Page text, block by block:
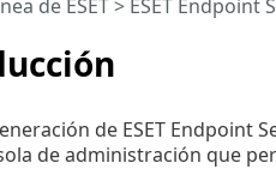
de ESET> ESET Endpoint
de ESET Endpoint
de administración que